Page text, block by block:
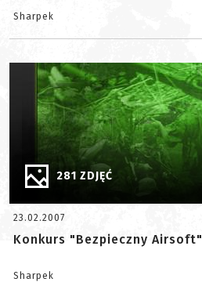
Sharpek
281 ZDJĘĆ
23.02.2007
Konkurs "Bezpieczny Airsoft"
Sharpek